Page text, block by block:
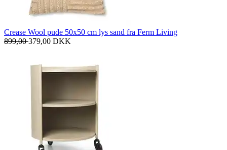
Crease Wool pude 50x50 cm lys sand fra Ferm Living
899,00379,00 DKK